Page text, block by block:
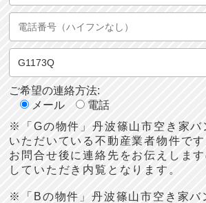
ご希望の連絡方法:
メール
電話
※「Gの物件」丹波篠山市空き家バ
いただいている不動産業者物件です
お問合せ後に連絡先をお伝えしま
していただき内覧となります。
※「Bの物件」丹波篠山市空き家バ